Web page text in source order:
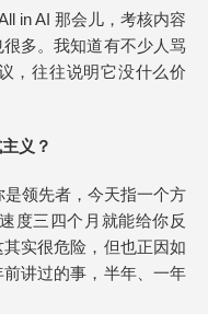
in AI 那会儿，考核内容
多。我知道有不少人骂
，往往说明它没什么价
义？
是领先者，今天指一个方
度三四个月就能给你反
实很危险，但也正因如
讲过的事，半年、一年